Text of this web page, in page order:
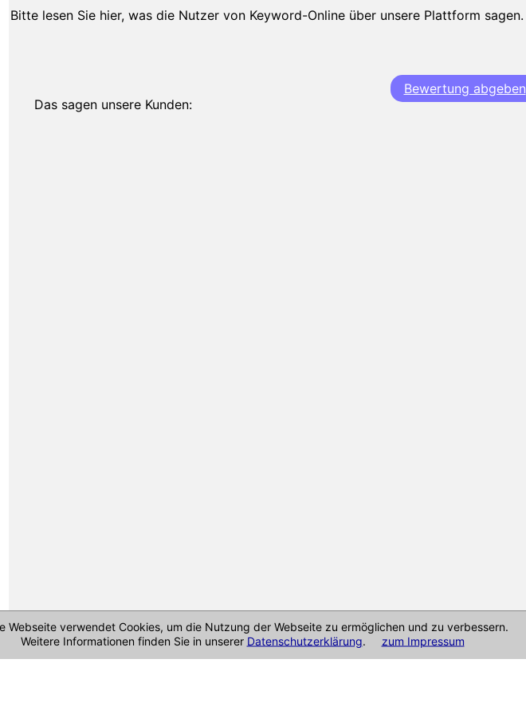
Webseite verwendet Cookies, um die Nutzung der Webseite zu ermöglichen und zu verbessern.
Weitere Informationen finden Sie in unserer Datenschutzerklärung. zum Impressum
Bitte lesen Sie hier, was die Nutzer von Keyword-Online über unsere Plattform sagen.
Bewertung abgeben
Das sagen unsere Kunden:
Cookie-Richtlinie